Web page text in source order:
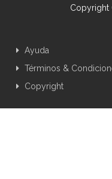
Copyright
Ayuda
Términos &
Copyright